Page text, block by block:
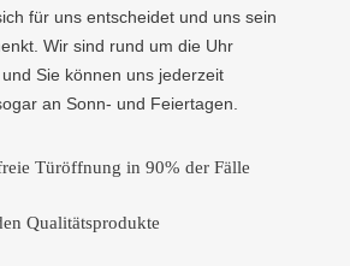
für uns entscheidet und uns sein
Wir sind rund um die Uhr
Sie können uns jederzeit
an Sonn- und Feiertagen.
Türöffnung in 90% der Fälle
Qualitätsprodukte